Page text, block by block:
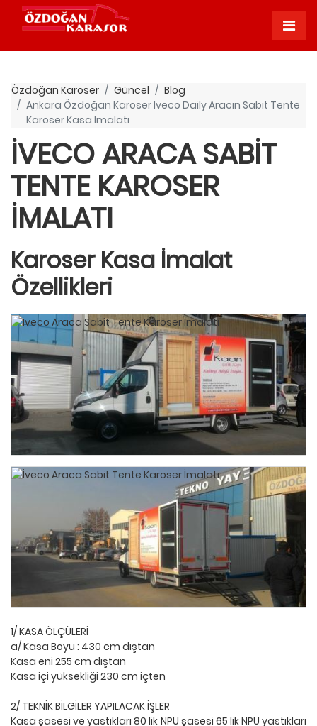
Özdoğan Karoser Güncel
Blog
Ankara Özdoğan Karoser Iveco Daily Aracın Sabit Tente
Karoser Kasa Imalatı
İVECO ARACA SABIT
TENTE KAROSER
İMALATI
Karoser Kasa İmalat
Özellikleri
1/ KASA ÖLÇÜLERİ
a/ Kasa Boyu : 430 cm dıştan
Kasa eni 255 cm dıştan
Kasa içi yüksekliği 230 cm içten
2/ TEKNİK BİLGİLER YAPILACAK İŞLER
Kasa şasesi ve yastıkları 80 lik NPU şasesi 65 lik NPU yastıkları